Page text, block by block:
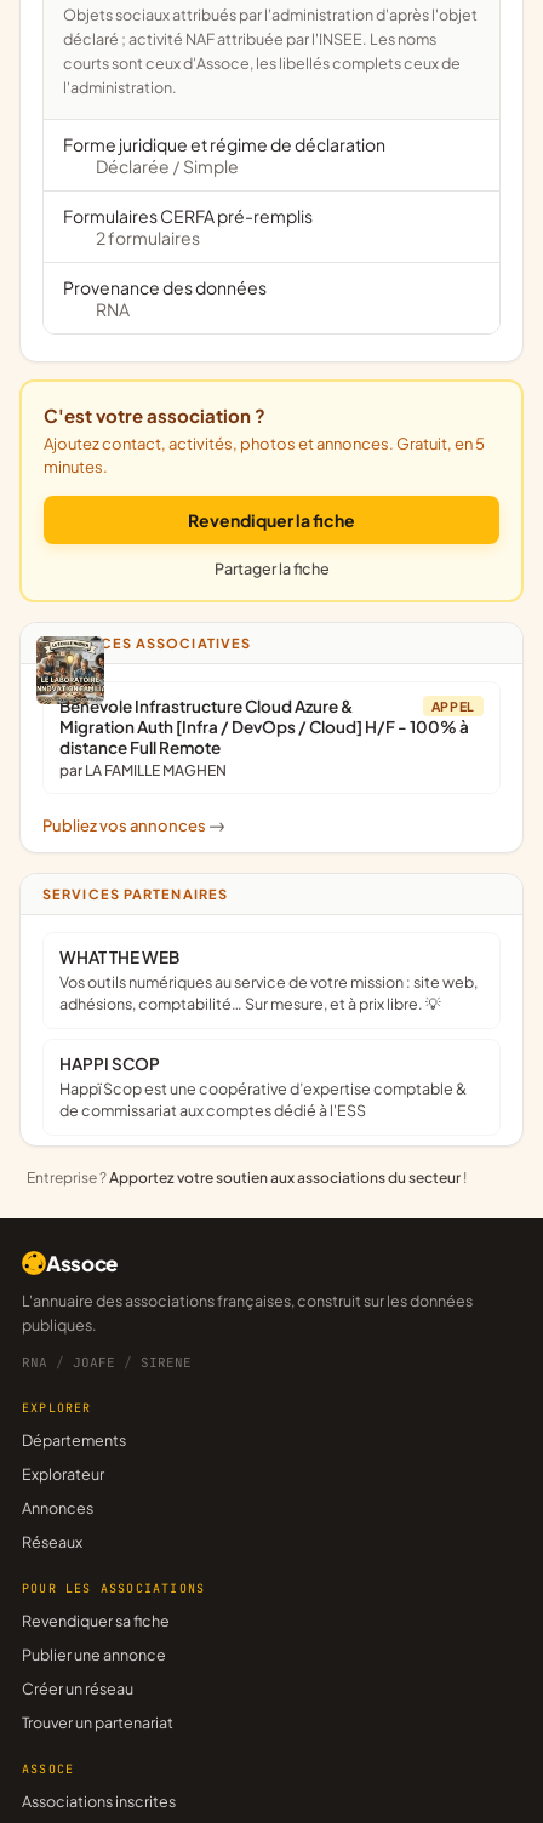
Objets sociaux attribués par l'administration d'après l'objet
déclaré ; activité NAF attribuée par l'INSEE. Les noms
courts sont ceux d'Assoce, les libellés complets ceux de
l'administration.
Forme juridique et régime de déclaration
Déclarée / Simple
Formulaires CERFA pré-remplis
2 formulaires
Provenance des données
RNA
C'est votre association ?
Ajoutez contact, activités, photos et annonces. Gratuit, en 5
minutes.
Revendiquer la fiche
Partager la fiche
ANNONCES ASSOCIATIVES
APPEL
Bénévole Infrastructure Cloud Azure &
Migration Auth [Infra / DevOps / Cloud] H/F - 100% à
distance Full Remote
par LA FAMILLE MAGHEN
Publiez vos annonces ->
SERVICES PARTENAIRES
WHAT THE WEB
Vos outils numériques au service de votre mission : site web,
adhésions, comptabilité… Sur mesure, et à prix libre. 💡
HAPPI SCOP
Happï Scop est une coopérative d’expertise comptable &
de commissariat aux comptes dédié à l'ESS
Entreprise ?Apportez votre soutien aux associations du secteur !
Assoce
L'annuaire des associations françaises, construit sur les données
publiques.
RNA / JOAFE / SIRENE
EXPLORER
Départements
Explorateur
Annonces
Réseaux
POUR LES ASSOCIATIONS
Revendiquer sa fiche
Publier une annonce
Créer un réseau
Trouver un partenariat
ASSOCE
Associations inscrites